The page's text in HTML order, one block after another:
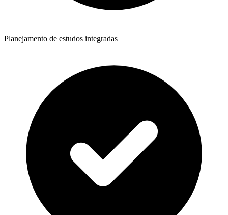
Planejamento de estudos integradas